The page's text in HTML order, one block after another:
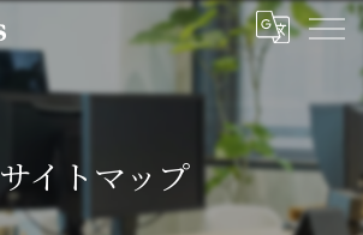
サイトマップ